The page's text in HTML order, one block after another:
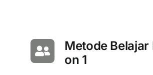
Metode Belajar
on 1